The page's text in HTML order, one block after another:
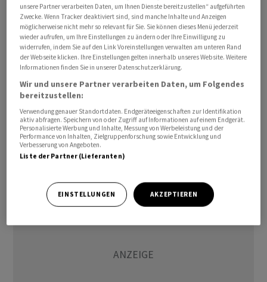
Zu Beginn des Geschäftsjahres profitierte Siemens
Energy von einer anhaltend hohen Nachfrage im
Energiemarkt. Umsatz und Ergebnis zeigten sich
deutlich verbessert. «Das gute erste Quartal ist
erfreulich und zum Teil auch durch
Projektverschiebungen bedingt, die im Anlagenbau
normal sind, insbesondere bei der Marktdynamik, die
wir derzeit erleben», sagte Bruch laut
Konzernmitteilung. Der Konzernchef rechnet insgesamt
mit einer stärkeren ersten Jahreshälfte.
unsere Partner verarbeiten Daten, um Ihnen Dienste bereitzustellen“ aufgeführten
Zwecke. Wenn Tracker deaktiviert sind, sind manche Inhalte und Anzeigen
möglicherweise nicht mehr so relevant für Sie. Sie können dieses Menü jederzeit
wieder aufrufen, um Ihre Einstellungen zu ändern oder Ihre Einwilligung zu
widerrufen, indem Sie auf den Link Voreinstellungen verwalten am unteren Rand
der Webseite klicken. Ihre Einstellungen gelten innerhalb unseres Website. Weitere
Informationen finden Sie in unserer Datenschutzerklärung.
Wir und unsere Partner verarbeiten Daten, um Folgendes
bereitzustellen:
Verwendung genauer Standortdaten. Endgeräteeigenschaften zur Identifikation
aktiv abfragen. Speichern von oder Zugriff auf Informationen auf einem Endgerät.
Personalisierte Werbung und Inhalte, Messung von Werbeleistung und der
Performance von Inhalten, Zielgruppenforschung sowie Entwicklung und
Verbesserung von Angeboten.
Liste der Partner (Lieferanten)
EINSTELLUNGEN AKZEPTIEREN